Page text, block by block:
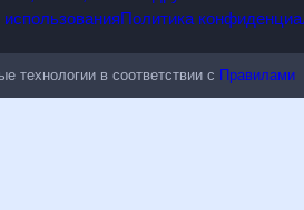
почта, поиск и другие
технологии в соответствии с